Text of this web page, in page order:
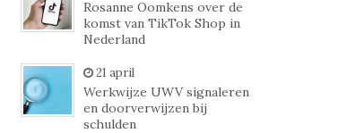
Rosanne Oomkens over de
komst van TikTok Shop in
Nederland
21 april
Werkwijze UWV signaleren
en doorverwijzen bij
schulden